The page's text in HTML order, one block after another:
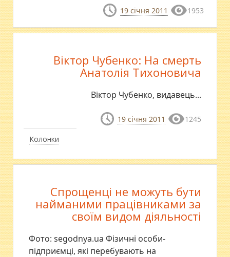
19 січня 2011 1953
Колонки
Віктор Чубенко: На смерть
Анатолія Тихоновича
Віктор Чубенко, видавець...
19 січня 2011 1245
Спрощенці не можуть бути
найманими працівниками за
своїм видом діяльності
Фото: segodnya.ua Фізичні особи-
підприємці, які перебувають на